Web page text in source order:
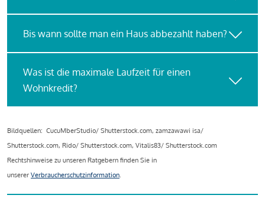
Bis wann sollte man ein Haus abbezahlt haben?
Was ist die maximale Laufzeit für einen
Wohnkredit?
Bildquellen: CucuMberStudio/ Shutterstock.com, zamzawawi isa/
Shutterstock.com, Rido/ Shutterstock.com, Vitalis83/ Shutterstock.com
Rechtshinweise zu unseren Ratgebern finden Sie in
unserer Verbraucherschutzinformation.